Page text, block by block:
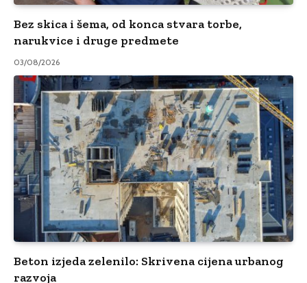
Bez skica i šema, od konca stvara torbe,
narukvice i druge predmete
03/08/2026
Beton izjeda zelenilo: Skrivena cijena urbanog
razvoja